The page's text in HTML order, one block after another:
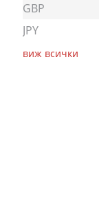
GBP
JPY
виж всички